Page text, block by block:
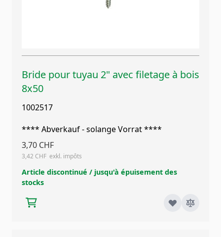
Bride pour tuyau 2" avec filetage à bois
8x50
1002517
**** Abverkauf - solange Vorrat ****
3,70 CHF
3,42 CHF
Article discontinué / jusqu'à épuisement des
stocks